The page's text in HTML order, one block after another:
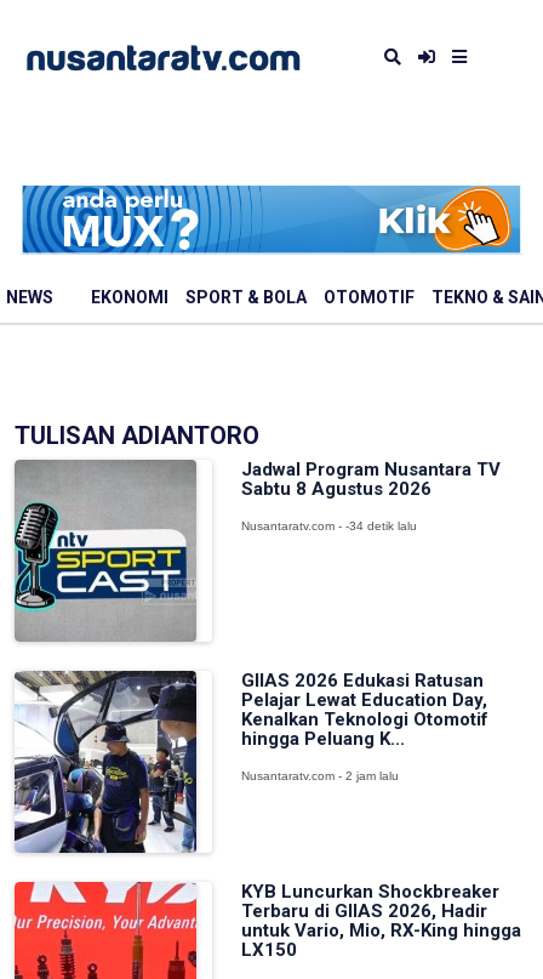
NEWS EKONOMI SPORT & BOLA OTOMOTIF TEKNO &
TULISAN ADIANTORO
Jadwal Program Nusantara TV
Sabtu 8 Agustus 2026
Nusantaratv.com - -34 detik lalu
GIIAS 2026 Edukasi Ratusan
Pelajar Lewat Education Day,
Kenalkan Teknologi Otomotif
hingga Peluang K...
Nusantaratv.com - 2 jam lalu
KYB Luncurkan Shockbreaker
Terbaru di GIIAS 2026, Hadir
untuk Vario, Mio, RX-King hingga
LX150